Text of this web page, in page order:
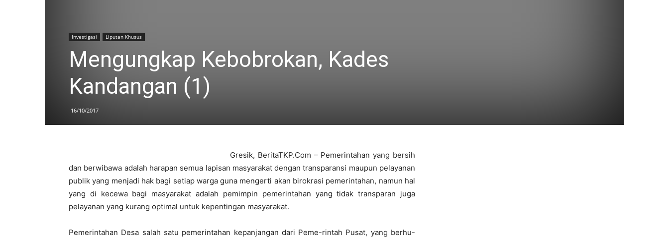
Investigasi Liputan Khusus
Mengungkap Kebobrokan, Kades
Kandangan (1)
16/10/2017
Gresik, BeritaTKP.Com – Pemerintahan yang bersih
dan berwibawa adalah harapan semua lapisan masyarakat dengan transparansi maupun pelayanan
publik yang menjadi hak bagi setiap warga guna mengerti akan birokrasi pemerintahan, namun hal
yang di kecewa bagi masyarakat adalah pemimpin pemerintahan yang tidak transparan juga
pelayanan yang kurang optimal untuk kepentingan masyarakat.
Pemerintahan Desa salah satu pemerintahan kepanjangan dari Peme-rintah Pusat, yang berhu-